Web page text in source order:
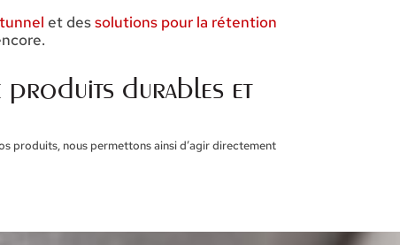
et dessolutions pour la rétention
produits durables et
produits, nous permettons ainsi d’agir directement